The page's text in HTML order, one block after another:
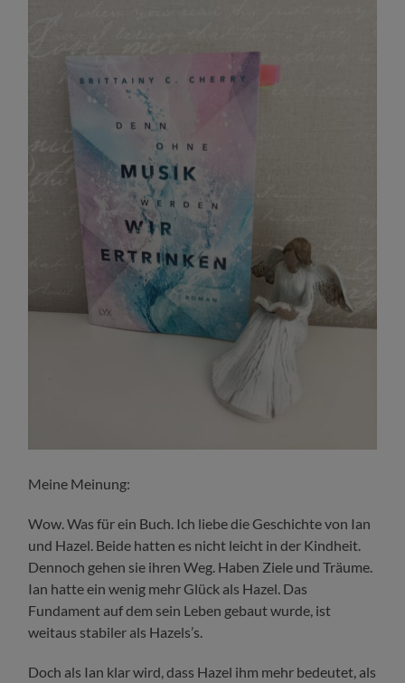
Meine Meinung:
Wow. Was für ein Buch. Ich liebe die Geschichte von Ian
und Hazel. Beide hatten es nicht leicht in der Kindheit.
Dennoch gehen sie ihren Weg. Haben Ziele und Träume.
Ian hatte ein wenig mehr Glück als Hazel. Das
Fundament auf dem sein Leben gebaut wurde, ist
weitaus stabiler als Hazels’s.
Doch als Ian klar wird, dass Hazel ihm mehr bedeutet, als